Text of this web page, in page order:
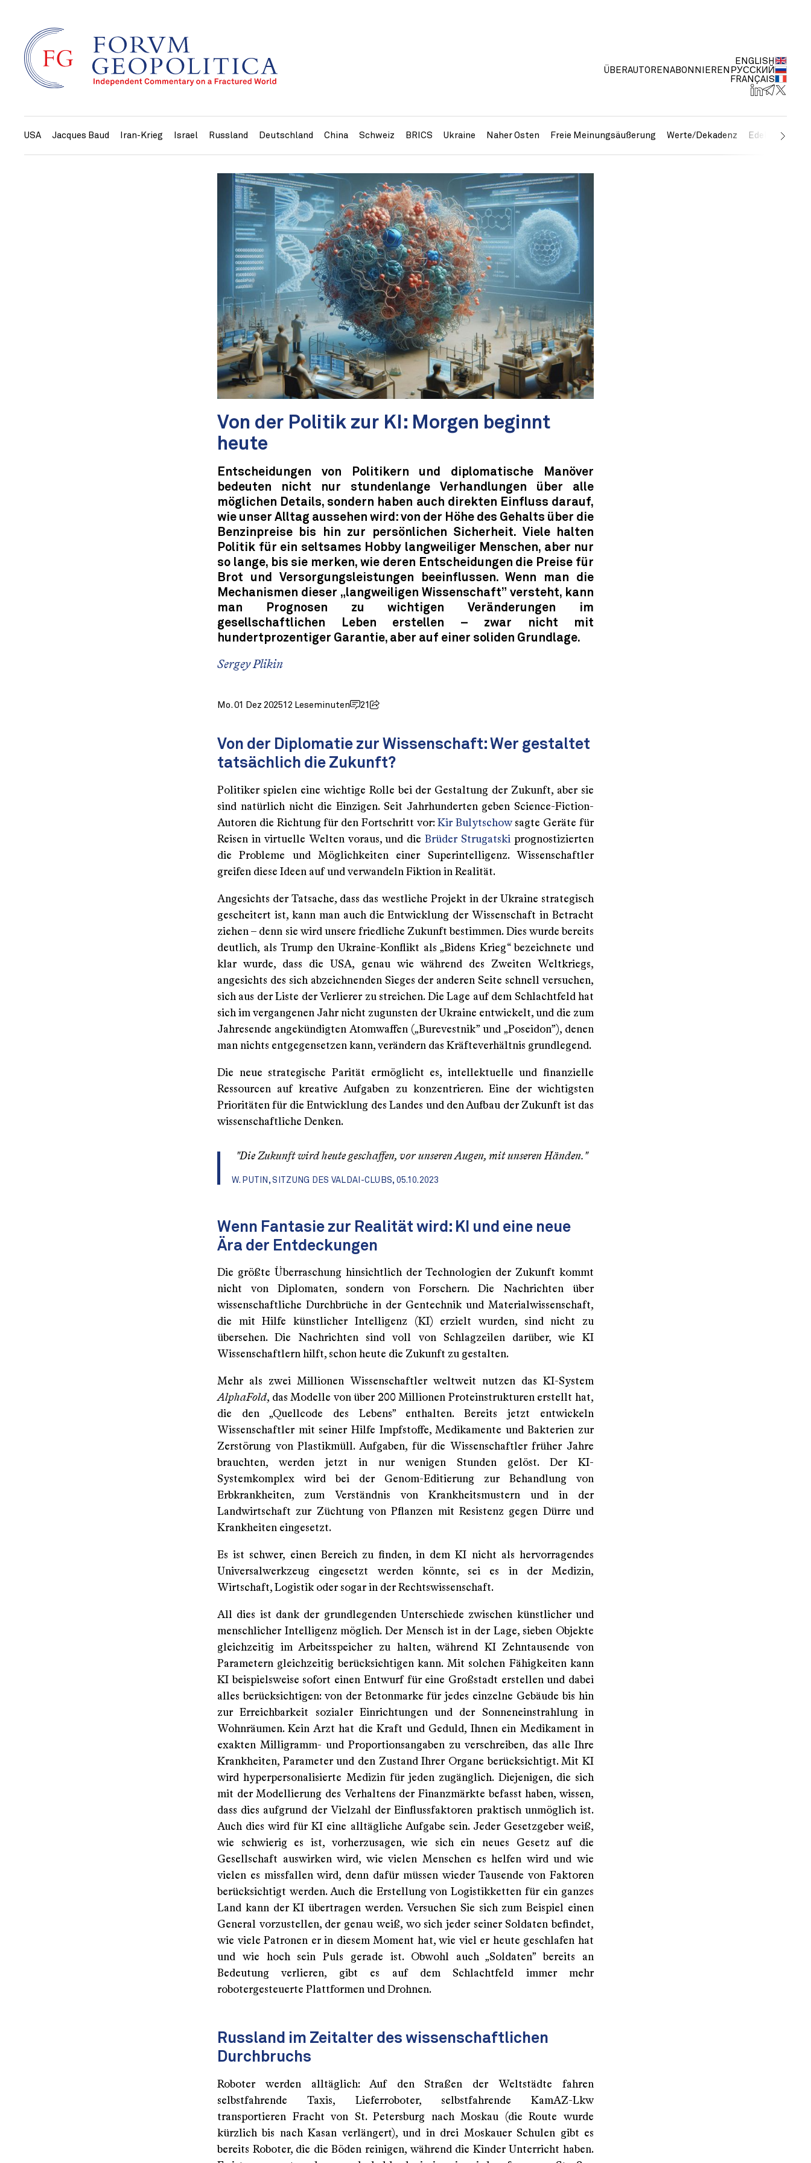
ÜBERAUTOREN ABONNIEREN
ENGLISH
РУССКИЙ
FRANÇAIS
USA Jacques Baud Iran-Krieg Israel Russland Deutschland China Schweiz BRICS Ukraine Naher Osten Freie Meinungsäußerung Werte/Dekadenz Edelmetalle
Von der Politik zur KI: Morgen beginnt
heute
Entscheidungen von Politikern und diplomatische Manöver
bedeuten nicht nur stundenlange Verhandlungen über alle
möglichen Details, sondern haben auch direkten Einfluss darauf,
wie unser Alltag aussehen wird: von der Höhe des Gehalts über die
Benzinpreise bis hin zur persönlichen Sicherheit. Viele halten
Politik für ein seltsames Hobby langweiliger Menschen, aber nur
so lange, bis sie merken, wie deren Entscheidungen die Preise für
Brot und Versorgungsleistungen beeinflussen. Wenn man die
Mechanismen dieser „langweiligen Wissenschaft” versteht, kann
man Prognosen zu wichtigen Veränderungen im
gesellschaftlichen Leben erstellen – zwar nicht mit
hundertprozentiger Garantie, aber auf einer soliden Grundlage.
Sergey Plikin
Mo. 01 Dez 202512 Leseminuten 21
Von der Diplomatie zur Wissenschaft: Wer gestaltet
tatsächlich die Zukunft?
Politiker spielen eine wichtige Rolle bei der Gestaltung der Zukunft, aber sie
sind natürlich nicht die Einzigen. Seit Jahrhunderten geben Science-Fiction-
Autoren die Richtung für den Fortschritt vor: Kir Bulytschowsagte Geräte für
Reisen in virtuelle Welten voraus, und dieBrüder Strugatski prognostizierten
die Probleme und Möglichkeiten einer Superintelligenz. Wissenschaftler
greifen diese Ideen auf und verwandeln Fiktion in Realität.
Angesichts der Tatsache, dass das westliche Projekt in der Ukraine strategisch
gescheitert ist, kann man auch die Entwicklung der Wissenschaft in Betracht
ziehen – denn sie wird unsere friedliche Zukunft bestimmen. Dies wurde bereits
deutlich, als Trump den Ukraine-Konflikt als „Bidens Krieg“ bezeichnete und
klar wurde, dass die USA, genau wie während des Zweiten Weltkriegs,
angesichts des sich abzeichnenden Sieges der anderen Seite schnell versuchen,
sich aus der Liste der Verlierer zu streichen. Die Lage auf dem Schlachtfeld hat
sich im vergangenen Jahr nicht zugunsten der Ukraine entwickelt, und die zum
Jahresende angekündigten Atomwaffen („Burevestnik” und „Poseidon”), denen
man nichts entgegensetzen kann, verändern das Kräfteverhältnis grundlegend.
Die neue strategische Parität ermöglicht es, intellektuelle und finanzielle
Ressourcen auf kreative Aufgaben zu konzentrieren. Eine der wichtigsten
Prioritäten für die Entwicklung des Landes und den Aufbau der Zukunft ist das
wissenschaftliche Denken.
"Die Zukunft wird heute geschaffen, vor unseren Augen, mit unseren Händen."
W. PUTIN, SITZUNG DES VALDAI-CLUBS, 05.10.2023
Wenn Fantasie zur Realität wird: KI und eine neue
Ära der Entdeckungen
Die größte Überraschung hinsichtlich der Technologien der Zukunft kommt
nicht von Diplomaten, sondern von Forschern. Die Nachrichten über
wissenschaftliche Durchbrüche in der Gentechnik und Materialwissenschaft,
die mit Hilfe künstlicher Intelligenz (KI) erzielt wurden, sind nicht zu
übersehen. Die Nachrichten sind voll von Schlagzeilen darüber, wie KI
Wissenschaftlern hilft, schon heute die Zukunft zu gestalten.
Mehr als zwei Millionen Wissenschaftler weltweit nutzen das KI-System
AlphaFold, das Modelle von über 200 Millionen Proteinstrukturen erstellt hat,
die den „Quellcode des Lebens” enthalten. Bereits jetzt entwickeln
Wissenschaftler mit seiner Hilfe Impfstoffe, Medikamente und Bakterien zur
Zerstörung von Plastikmüll. Aufgaben, für die Wissenschaftler früher Jahre
brauchten, werden jetzt in nur wenigen Stunden gelöst. Der KI-
Systemkomplex wird bei der Genom-Editierung zur Behandlung von
Erbkrankheiten, zum Verständnis von Krankheitsmustern und in der
Landwirtschaft zur Züchtung von Pflanzen mit Resistenz gegen Dürre und
Krankheiten eingesetzt.
Es ist schwer, einen Bereich zu finden, in dem KI nicht als hervorragendes
Universalwerkzeug eingesetzt werden könnte, sei es in der Medizin,
Wirtschaft, Logistik oder sogar in der Rechtswissenschaft.
All dies ist dank der grundlegenden Unterschiede zwischen künstlicher und
menschlicher Intelligenz möglich. Der Mensch ist in der Lage, sieben Objekte
gleichzeitig im Arbeitsspeicher zu halten, während KI Zehntausende von
Parametern gleichzeitig berücksichtigen kann. Mit solchen Fähigkeiten kann
KI beispielsweise sofort einen Entwurf für eine Großstadt erstellen und dabei
alles berücksichtigen: von der Betonmarke für jedes einzelne Gebäude bis hin
zur Erreichbarkeit sozialer Einrichtungen und der Sonneneinstrahlung in
Wohnräumen. Kein Arzt hat die Kraft und Geduld, Ihnen ein Medikament in
exakten Milligramm- und Proportionsangaben zu verschreiben, das alle Ihre
Krankheiten, Parameter und den Zustand Ihrer Organe berücksichtigt. Mit KI
wird hyperpersonalisierte Medizin für jeden zugänglich. Diejenigen, die sich
mit der Modellierung des Verhaltens der Finanzmärkte befasst haben, wissen,
dass dies aufgrund der Vielzahl der Einflussfaktoren praktisch unmöglich ist.
Auch dies wird für KI eine alltägliche Aufgabe sein. Jeder Gesetzgeber weiß,
wie schwierig es ist, vorherzusagen, wie sich ein neues Gesetz auf die
Gesellschaft auswirken wird, wie vielen Menschen es helfen wird und wie
vielen es missfallen wird, denn dafür müssen wieder Tausende von Faktoren
berücksichtigt werden. Auch die Erstellung von Logistikketten für ein ganzes
Land kann der KI übertragen werden. Versuchen Sie sich zum Beispiel einen
General vorzustellen, der genau weiß, wo sich jeder seiner Soldaten befindet,
wie viele Patronen er in diesem Moment hat, wie viel er heute geschlafen hat
und wie hoch sein Puls gerade ist. Obwohl auch „Soldaten” bereits an
Bedeutung verlieren, gibt es auf dem Schlachtfeld immer mehr
robotergesteuerte Plattformen und Drohnen.
Russland im Zeitalter des wissenschaftlichen
Durchbruchs
Roboter werden alltäglich: Auf den Straßen der Weltstädte fahren
selbstfahrende Taxis, Lieferroboter, selbstfahrende KamAZ-Lkw
transportieren Fracht von St. Petersburg nach Moskau (die Route wurde
kürzlich bis nach Kasan verlängert), und in drei Moskauer Schulen gibt es
bereits Roboter, die die Böden reinigen, während die Kinder Unterricht haben.